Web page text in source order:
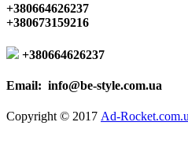
+380664626237
+380673159216
+380664626237
Email: info@be-style.com.ua
Copyright © 2017 Ad-